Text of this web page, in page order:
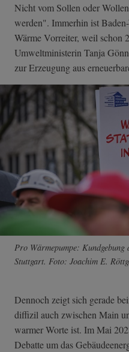
Nicht vom Sollen oder
werden". Immerhin ist
Wärme Vorreiter, weil schon
Umweltministerin Tanja
zur Erzeugung aus
Pro Wärmepumpe:
Stuttgart. Foto: Joachim E.
Dennoch zeigt sich gerade
diffizil auch zwischen Main
warmer Worte ist. Im Mai
Debatte um das